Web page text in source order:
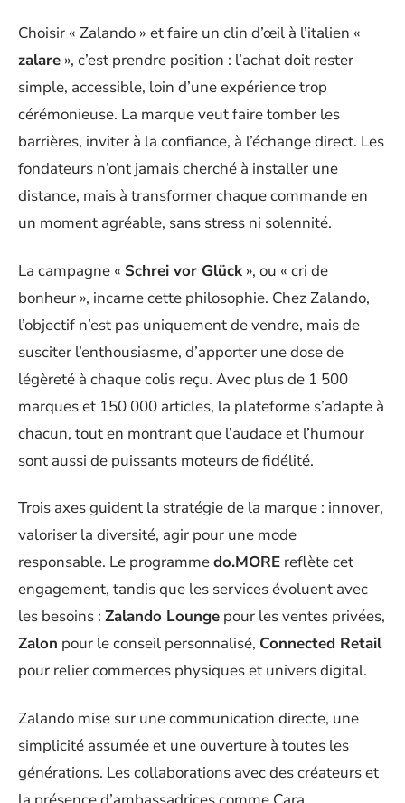
Choisir « Zalando » et faire un clin d’œil à l’italien «
zalare », c’est prendre position : l’achat doit rester
simple, accessible, loin d’une expérience trop
cérémonieuse. La marque veut faire tomber les
barrières, inviter à la confiance, à l’échange direct. Les
fondateurs n’ont jamais cherché à installer une
distance, mais à transformer chaque commande en
un moment agréable, sans stress ni solennité.
La campagne « Schrei vor Glück », ou « cri de
bonheur », incarne cette philosophie. Chez Zalando,
l’objectif n’est pas uniquement de vendre, mais de
susciter l’enthousiasme, d’apporter une dose de
légèreté à chaque colis reçu. Avec plus de 1 500
marques et 150 000 articles, la plateforme s’adapte à
chacun, tout en montrant que l’audace et l’humour
sont aussi de puissants moteurs de fidélité.
Trois axes guident la stratégie de la marque : innover,
valoriser la diversité, agir pour une mode
responsable. Le programmedo.MORE reflète cet
engagement, tandis que les services évoluent avec
les besoins : Zalando Lounge pour les ventes privées,
Zalon pour le conseil personnalisé, Connected Retail
pour relier commerces physiques et univers digital.
Zalando mise sur une communication directe, une
simplicité assumée et une ouverture à toutes les
générations. Les collaborations avec des créateurs et